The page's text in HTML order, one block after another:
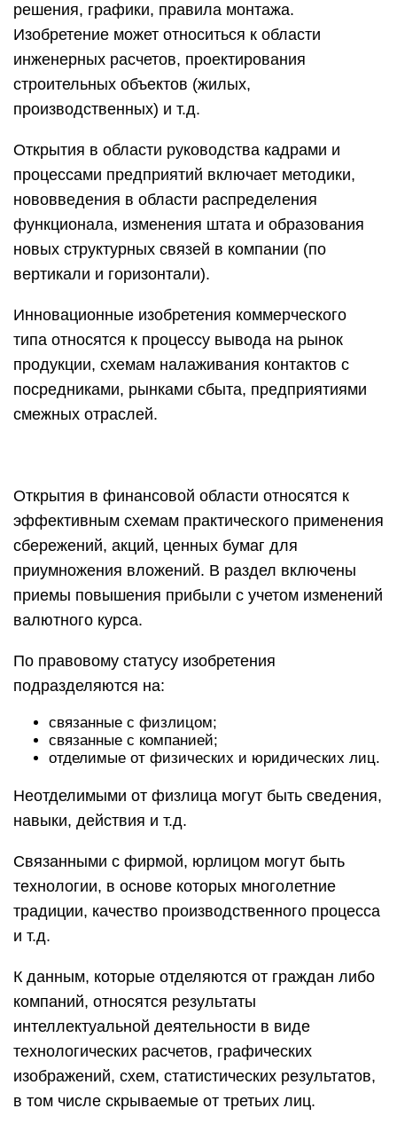
решения, графики, правила монтажа.
Изобретение может относиться к области
инженерных расчетов, проектирования
строительных объектов (жилых,
производственных) и т.д.
Открытия в области руководства кадрами и
процессами предприятий включает методики,
нововведения в области распределения
функционала, изменения штата и образования
новых структурных связей в компании (по
вертикали и горизонтали).
Инновационные изобретения коммерческого
типа относятся к процессу вывода на рынок
продукции, схемам налаживания контактов с
посредниками, рынками сбыта, предприятиями
смежных отраслей.
Открытия в финансовой области относятся к
эффективным схемам практического применения
сбережений, акций, ценных бумаг для
приумножения вложений. В раздел включены
приемы повышения прибыли с учетом изменений
валютного курса.
По правовому статусу изобретения
подразделяются на:
связанные с физлицом;
связанные с компанией;
отделимые от физических и юридических лиц.
Неотделимыми от физлица могут быть сведения,
навыки, действия и т.д.
Связанными с фирмой, юрлицом могут быть
технологии, в основе которых многолетние
традиции, качество производственного процесса
и т.д.
К данным, которые отделяются от граждан либо
компаний, относятся результаты
интеллектуальной деятельности в виде
технологических расчетов, графических
изображений, схем, статистических результатов,
в том числе скрываемые от третьих лиц.